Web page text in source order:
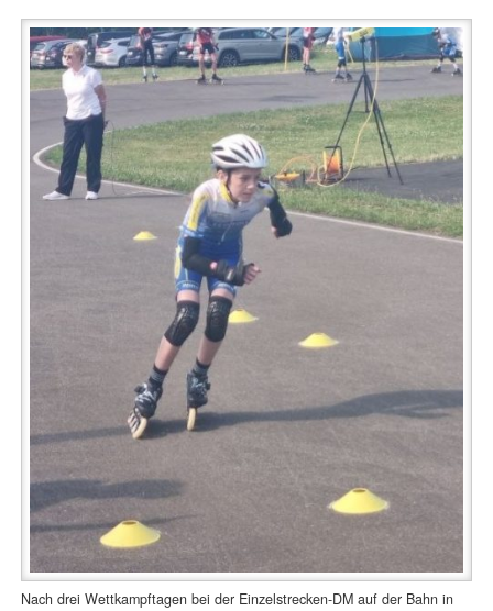
Nach drei Wettkampftagen bei der Einzelstrecken-DM auf der Bahn in